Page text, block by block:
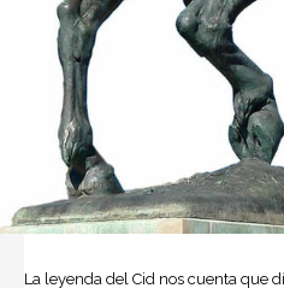
La leyenda del Cid nos cuenta que